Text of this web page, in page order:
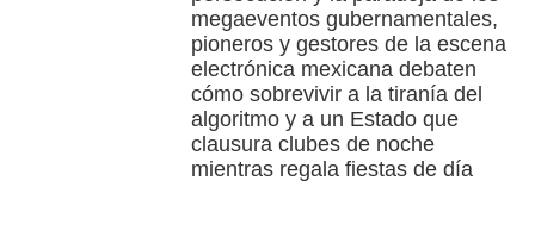
megaeventos gubernamentales,
pioneros y gestores de la escena
electrónica mexicana debaten
cómo sobrevivir a la tiranía del
algoritmo y a un Estado que
clausura clubes de noche
mientras regala fiestas de día